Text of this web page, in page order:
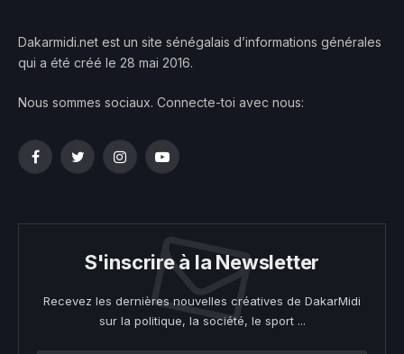
Dakarmidi.net est un site sénégalais d’informations générales
qui a été créé le 28 mai 2016.
Nous sommes sociaux. Connecte-toi avec nous:
FacebookTwitterInstagramYouTube
S'inscrire à la Newsletter
Recevez les dernières nouvelles créatives de DakarMidi
sur la politique, la société, le sport ...